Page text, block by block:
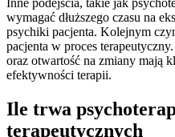
Inne podejścia, takie jak
wymagać dłuższego czasu na
psychiki pacjenta. Kolejnym
pacjenta w proces
oraz otwartość na zmiany mają
efektywności terapii.
Ile trwa
terapeutycznych